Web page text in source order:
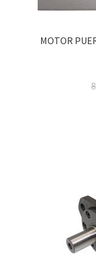
MOTOR